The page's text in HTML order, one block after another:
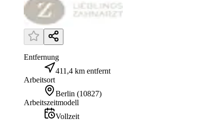
Entfernung
411,4 km entfernt
Arbeitsort
Berlin (10827)
Arbeitszeitmodell
Vollzeit